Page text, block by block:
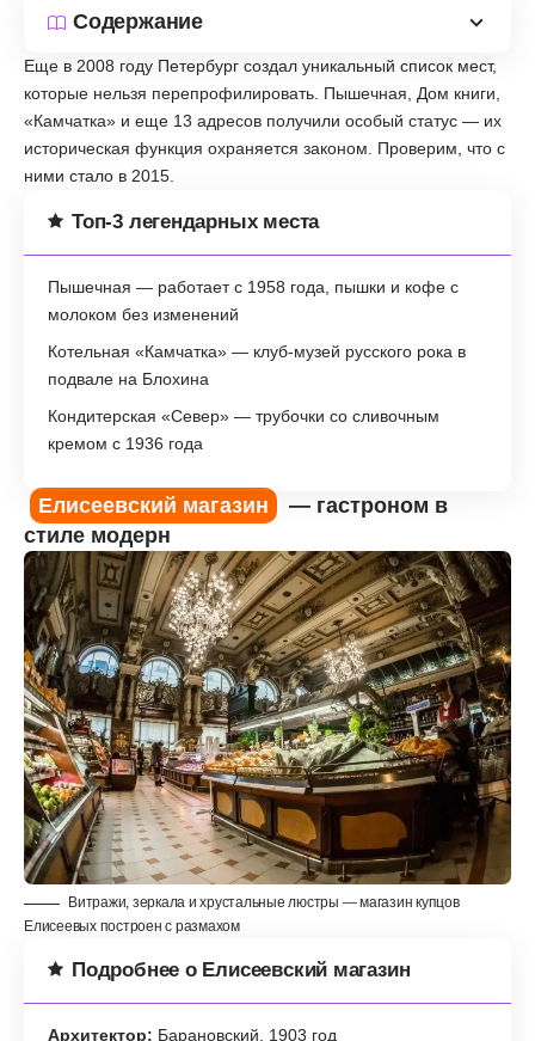
Содержание
Еще в 2008 году Петербург создал уникальный список мест,
которые нельзя перепрофилировать. Пышечная, Дом книги,
«Камчатка» и еще 13 адресов получили особый статус — их
историческая функция охраняется законом. Проверим, что с
ними стало в 2015.
Топ-3 легендарных места
Пышечная — работает с 1958 года, пышки и кофе с
молоком без изменений
Котельная «Камчатка» — клуб-музей русского рока в
подвале на Блохина
Кондитерская «Север» — трубочки со сливочным
кремом с 1936 года
Елисеевский магазин
— гастроном в
стиле модерн
Витражи, зеркала и хрустальные люстры — магазин купцов
Елисеевых построен с размахом
Подробнее о Елисеевский магазин
Архитектор: Барановский, 1903 год